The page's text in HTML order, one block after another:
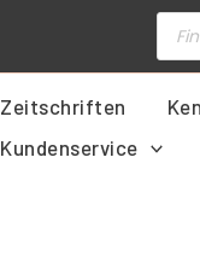
Zeitschriften
Kundenservice